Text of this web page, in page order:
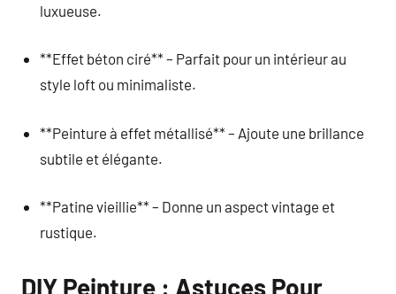
luxueuse.
**Effet béton ciré** – Parfait pour un intérieur au
style loft ou minimaliste.
**Peinture à effet métallisé** – Ajoute une brillance
subtile et élégante.
**Patine vieillie** – Donne un aspect vintage et
rustique.
DIY Peinture : Astuces Pour